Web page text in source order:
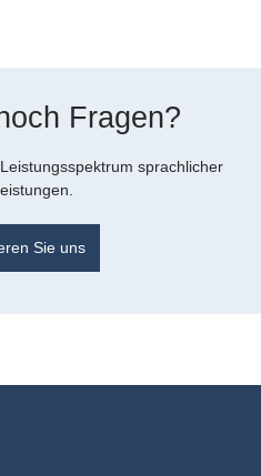
Fragen?
sprachlicher
Sie uns